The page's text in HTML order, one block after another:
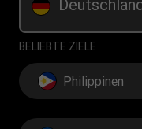
BELIEBTE ZIELE
Philippinen